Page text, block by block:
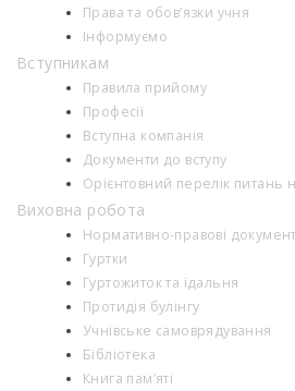
Права та обов’язки учня
Інформуємо
Вступникам
Правила прийому
Професії
Вступна компанія
Документи до вступу
Орієнтовний перелік питань
Виховна робота
Нормативно-правові
Гуртки
Гуртожиток та їдальня
Протидія булінгу
Учнівське самоврядування
Бібліотека
Книга пам’яті